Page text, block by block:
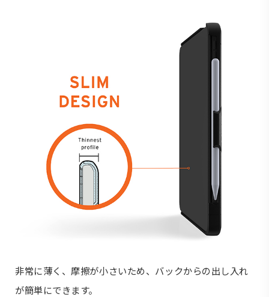
非常に薄く、摩擦が小さいため、バックからの出し入れ
が簡単にできます。